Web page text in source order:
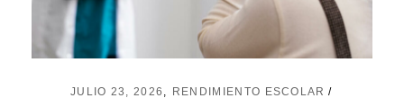
JULIO 23, 2026
RENDIMIENTO ESCOLAR